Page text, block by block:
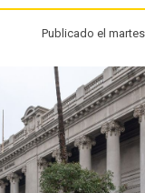
Publicado el